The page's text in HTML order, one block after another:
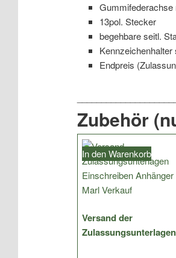
Gummifederachse
13pol. Stecker
begehbare seitl.
Endpreis
Zubehör
Versand der
Zulassungsunterlagen
In den Warenkorb